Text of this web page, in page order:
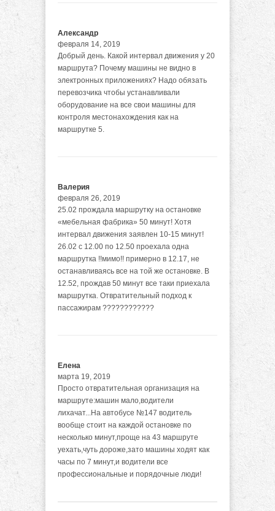
Александр
февраля 14, 2019
Добрый день. Какой интервал движения у 20
маршрута? Почему машины не видно в
электронных приложениях? Надо обязать
перевозчика чтобы устанавливали
оборудование на все свои машины для
контроля местонахождения как на
маршрутке 5.
Валерия
февраля 26, 2019
25.02 прождала маршрутку на остановке
«мебельная фабрика» 50 минут! Хотя
интервал движения заявлен 10-15 минут!
26.02 с 12.00 по 12.50 проехала одна
маршрутка !!мимо!! примерно в 12.17, не
останавливаясь все на той же остановке. В
12.52, прождав 50 минут все таки приехала
маршрутка. Отвратительный подход к
пассажирам ????????????
Елена
марта 19, 2019
Просто отвратительная организация на
маршруте:машин мало,водители
лихачат...На автобусе №147 водитель
вообще стоит на каждой остановке по
несколько минут,проще на 43 маршруте
уехать,чуть дороже,зато машины ходят как
часы по 7 минут,и водители все
профессиональные и порядочные люди!